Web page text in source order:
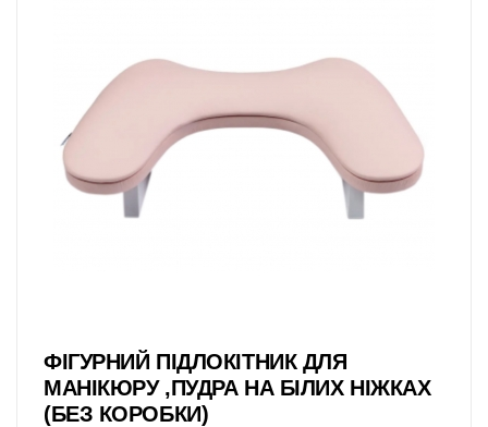
ФІГУРНИЙ ПІДЛОКІТНИК ДЛЯ
МАНІКЮРУ ,ПУДРА НА БІЛИХ НІЖКАХ
(БЕЗ КОРОБКИ)